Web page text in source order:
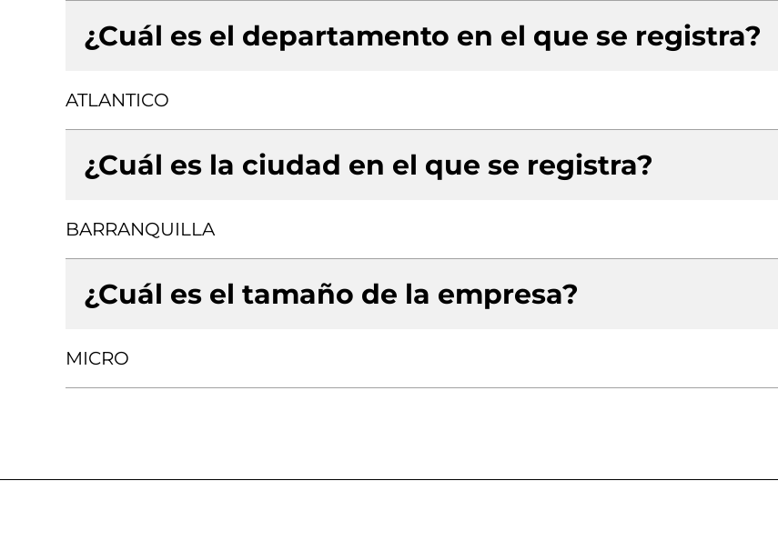
¿Cuál es el departamento en el que se registra?
ATLANTICO
¿Cuál es la ciudad en el que se registra?
BARRANQUILLA
¿Cuál es el tamaño de la empresa?
MICRO